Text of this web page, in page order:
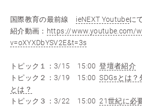
国際教育の最前線 ieNEXT Youtubeに
紹介動画： https://www.youtube.com/
v=oXYXDbYSV2E&t=3s
トピック１：3/15 15:00登壇者紹介
トピック２：3/19 15:00SDGsとは？
とは？
トピック３：3/22 15:0021世紀に必